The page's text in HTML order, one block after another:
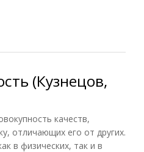
(Кузнецов,
качеств,
отличающих его от других.
в физических, так и в